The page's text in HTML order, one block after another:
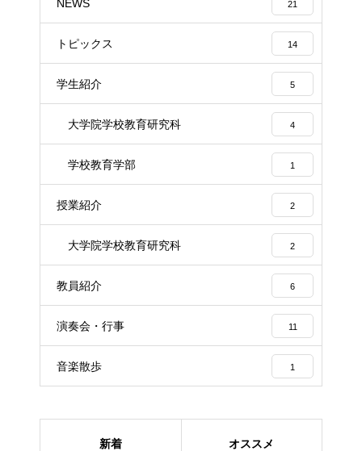
NEWS 21
トピックス 14
学生紹介 5
大学院学校教育研究科 4
学校教育学部 1
授業紹介 2
大学院学校教育研究科 2
教員紹介 6
演奏会・行事 11
音楽散歩 1
新着 オススメ